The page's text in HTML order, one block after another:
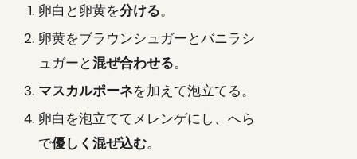
卵白と卵黄を分ける。
卵黄をブラウンシュガーとバニラシ
ュガーと混ぜ合わせる。
マスカルポーネを加えて泡立てる。
卵白を泡立ててメレンゲにし、へら
で優しく混ぜ込む。